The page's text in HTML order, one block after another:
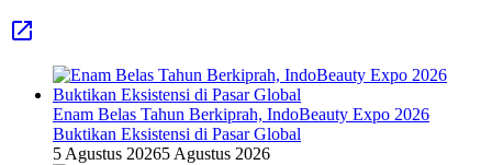
Enam Belas Tahun Berkiprah, IndoBeauty Expo 2026
Buktikan Eksistensi di Pasar Global
5 Agustus 20265 Agustus 2026